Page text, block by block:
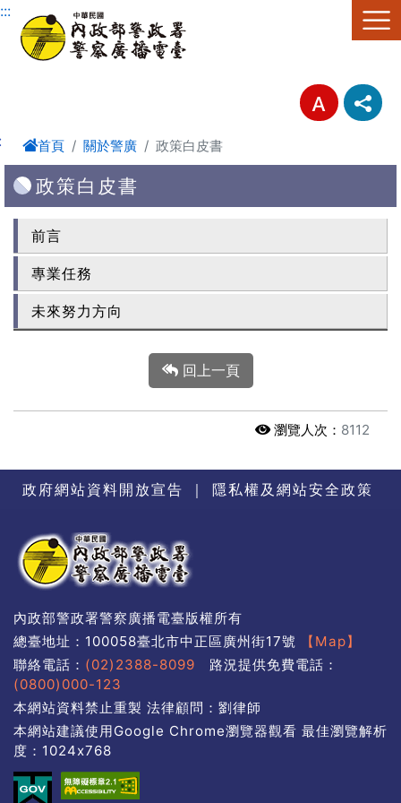
進入內容區塊
:::
首頁 關於警廣 政策白皮書
政策白皮書
前言
專業任務
未來努力方向
回上一頁
瀏覽人次： 8112
政府網站資料開放宣告 ｜ 隱私權及網站安全政策
內政部警政署警察廣播電臺版權所有
總臺地址：100058臺北市中正區廣州街17號
【Map】
聯絡電話： (02)2388-8099 路況提供免費電話：
(0800)000-123
本網站資料禁止重製 法律顧問：劉律師
本網站建議使用Google Chrome瀏覽器觀看 最佳瀏覽解析
度：1024x768